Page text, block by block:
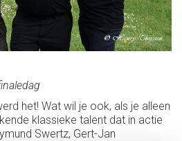
het! Wat wil je ook, als je alleen
klassieke talent dat in actie
Swertz, Gert-Jan